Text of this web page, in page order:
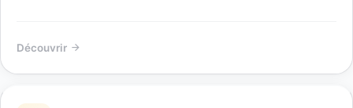
Découvrir